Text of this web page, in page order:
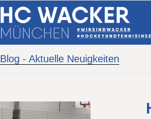
Blog - Aktuelle Neuigkeiten